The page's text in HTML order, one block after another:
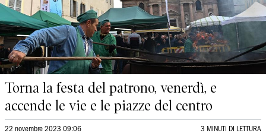
Torna la festa del patrono, venerdì, e
accende le vie e le piazze del centro
22 novembre 2023 09:06 3 MINUTI DI LETTURA